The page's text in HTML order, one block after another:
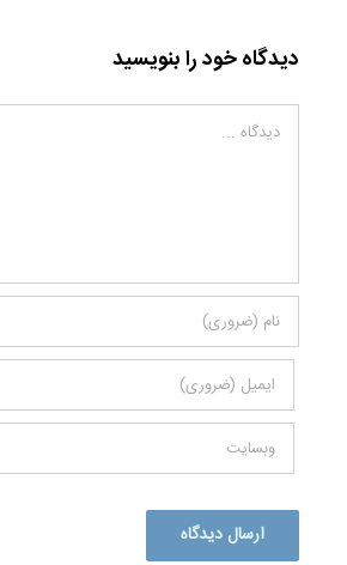
دیدگاه خود را بنویسید
دیدگاه